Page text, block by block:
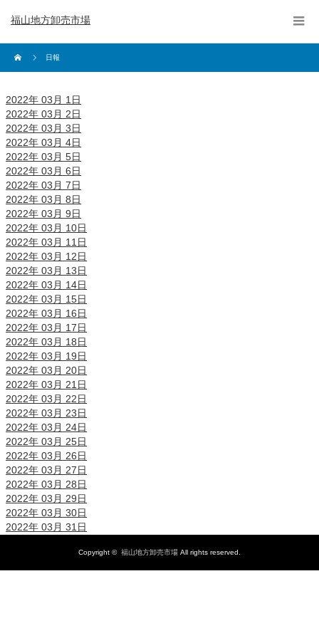
福山地方卸売市場
日報
2022年 03月 1日
2022年 03月 2日
2022年 03月 3日
2022年 03月 4日
2022年 03月 5日
2022年 03月 6日
2022年 03月 7日
2022年 03月 8日
2022年 03月 9日
2022年 03月 10日
2022年 03月 11日
2022年 03月 12日
2022年 03月 13日
2022年 03月 14日
2022年 03月 15日
2022年 03月 16日
2022年 03月 17日
2022年 03月 18日
2022年 03月 19日
2022年 03月 20日
2022年 03月 21日
2022年 03月 22日
2022年 03月 23日
2022年 03月 24日
2022年 03月 25日
2022年 03月 26日
2022年 03月 27日
2022年 03月 28日
2022年 03月 29日
2022年 03月 30日
2022年 03月 31日
Copyright © 福山地方卸売市場 All rights reserved.